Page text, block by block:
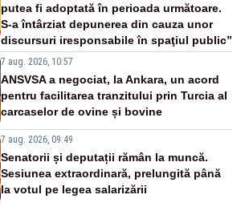
putea fi adoptată în perioada următoare.
S-a întârziat depunerea din cauza unor
discursuri iresponsabile în spaţiul public”
7 aug. 2026, 10:57
ANSVSA a negociat, la Ankara, un acord
pentru facilitarea tranzitului prin Turcia al
carcaselor de ovine și bovine
7 aug. 2026, 09:49
Senatorii și deputații rămân la muncă.
Sesiunea extraordinară, prelungită până
la votul pe legea salarizării